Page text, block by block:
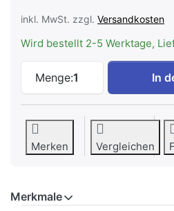
inkl. MwSt. zzgl. Versandkosten
Wird bestellt 2-5 Werktage,
Menge:1
V-ZUG
In
Merken Vergleichen
Merkmale